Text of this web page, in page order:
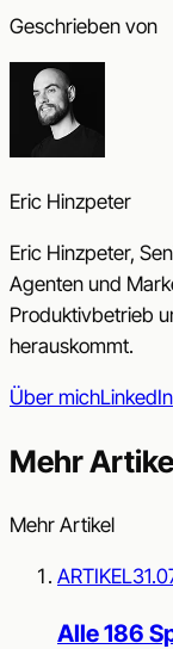
Geschrieben von
Eric Hinzpeter
Eric Hinzpeter,
Agenten und
Produktivbetrieb
herauskommt.
Über michLinkedIn
Mehr
Mehr Artikel
ARTIKEL
Alle 186